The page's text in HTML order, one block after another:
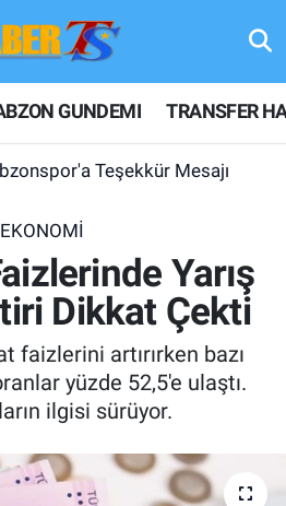
GUNDEMI TRANSFER
Teşekkür Mesajı
EKONOMİ
Yarış
Dikkat Çekti
faizlerini artırırken bazı
yüzde 52,5'e ulaştı.
ilgisi sürüyor.